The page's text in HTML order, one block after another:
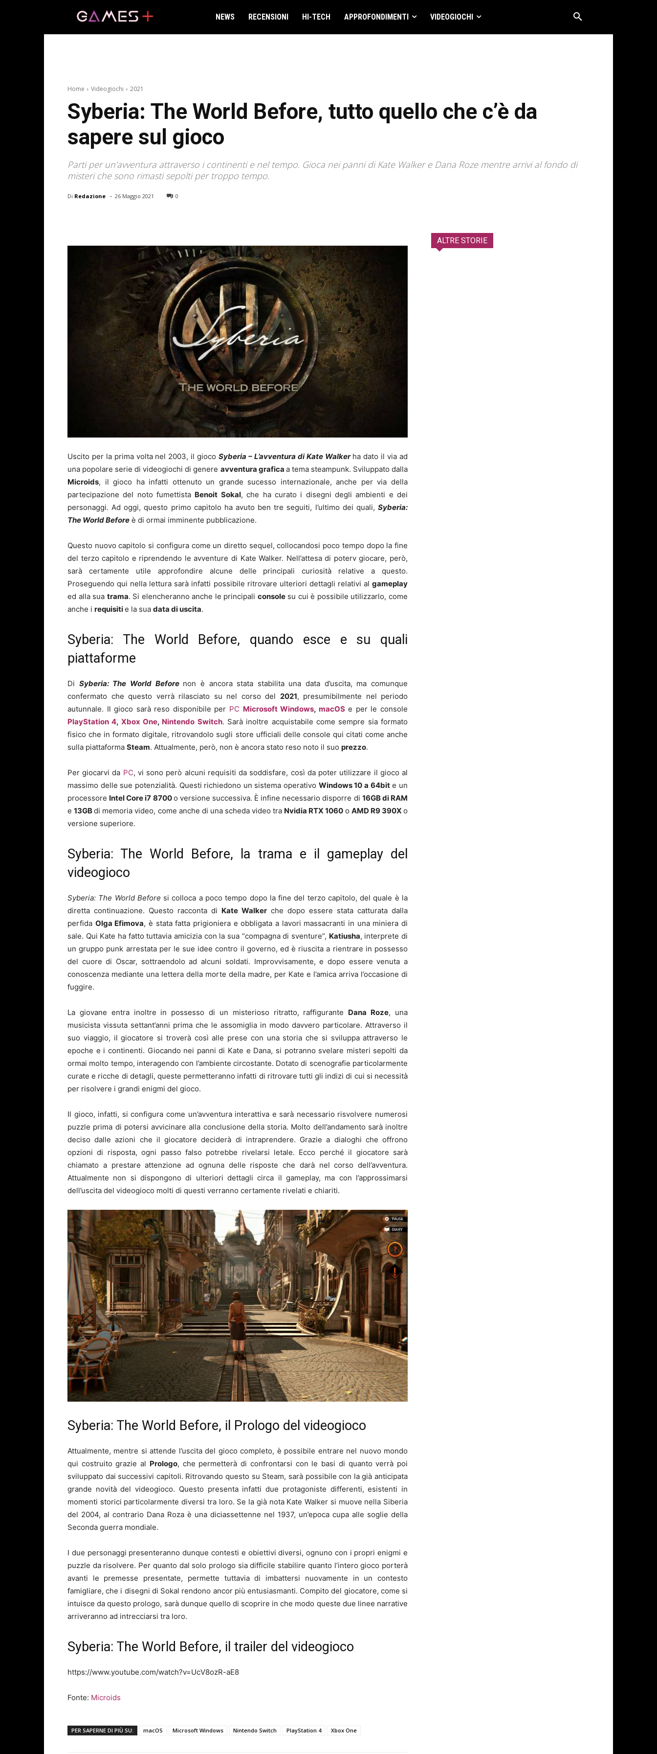
NEWS RECENSIONI HI-TECH APPROFONDIMENTI VIDEOGIOCHI
Home Videogiochi 2021
Syberia: The World Before, tutto quello che c’è da
sapere sul gioco
Parti per un'avventura attraverso i continenti e nel tempo. Gioca nei panni di Kate Walker e Dana Roze mentre arrivi al fondo di
misteri che sono rimasti sepolti per troppo tempo.
Di Redazione - 26 Maggio 2021 0
Uscito per la prima volta nel 2003, il giocoSyberia – L’avventura di Kate Walker ha dato il via ad
una popolare serie di videogiochi di genere avventura grafica a tema steampunk. Sviluppato dalla
Microids, il gioco ha infatti ottenuto un grande sucesso internazionale, anche per via della
partecipazione del noto fumettista Benoit Sokal, che ha curato i disegni degli ambienti e dei
personaggi. Ad oggi, questo primo capitolo ha avuto ben tre seguiti, l’ultimo dei quali, Syberia:
The World Before è di ormai imminente pubblicazione.
Questo nuovo capitolo si configura come un diretto sequel, collocandosi poco tempo dopo la fine
del terzo capitolo e riprendendo le avventure di Kate Walker. Nell’attesa di poterv giocare, però,
sarà certamente utile approfondire alcune delle principali curiosità relative a questo.
Proseguendo qui nella lettura sarà infatti possibile ritrovare ulteriori dettagli relativi al gameplay
ed alla sua trama. Si elencheranno anche le principali consolesu cui è possibile utilizzarlo, come
anche i requisitie la sua data di uscita.
Syberia: The World Before, quando esce e su quali
piattaforme
Di Syberia: The World Before non è ancora stata stabilita una data d’uscita, ma comunque
confermato che questo verrà rilasciato su nel corso del 2021, presumibilmente nel periodo
autunnale. Il gioco sarà reso disponibile per PC Microsoft Windows, macOSe per le console
PlayStation 4, Xbox One, Nintendo Switch. Sarà inoltre acquistabile come sempre sia formato
fisico che in formato digitale, ritrovandolo sugli store ufficiali delle console qui citati come anche
sulla piattaforma Steam. Attualmente, però, non è ancora stato reso noto il suo prezzo.
Per giocarvi da PC, vi sono però alcuni requisiti da soddisfare, così da poter utilizzare il gioco al
massimo delle sue potenzialità. Questi richiedono un sistema operativo Windows 10 a 64bite un
processore IntelCore i7 8700o versione successiva. È infine necessario disporre di 16GB di RAM
e13GBdi memoria video, come anche di una scheda video tra Nvidia RTX 1060 o AMD R9 390Xo
versione superiore.
Syberia: The World Before, la trama e il gameplay del
videogioco
Syberia: The World Before si colloca a poco tempo dopo la fine del terzo capitolo, del quale è la
diretta continuazione. Questo racconta di Kate Walker che dopo essere stata catturata dalla
perfida Olga Efimova, è stata fatta prigioniera e obbligata a lavori massacranti in una miniera di
sale. Qui Kate ha fatto tuttavia amicizia con la sua “compagna di sventure”, Katiusha, interprete di
un gruppo punk arrestata per le sue idee contro il governo, ed è riuscita a rientrare in possesso
del cuore di Oscar, sottraendolo ad alcuni soldati. Improvvisamente, e dopo essere venuta a
conoscenza mediante una lettera della morte della madre, per Kate e l’amica arriva l’occasione di
fuggire.
La giovane entra inoltre in possesso di un misterioso ritratto, raffigurante Dana Roze, una
musicista vissuta settant’anni prima che le assomiglia in modo davvero particolare. Attraverso il
suo viaggio, il giocatore si troverà così alle prese con una storia che si sviluppa attraverso le
epoche e i continenti. Giocando nei panni di Kate e Dana, si potranno svelare misteri sepolti da
ormai molto tempo, interagendo con l’ambiente circostante. Dotato di scenografie particolarmente
curate e ricche di detagli, queste permetteranno infatti di ritrovare tutti gli indizi di cui si necessità
per risolvere i grandi enigmi del gioco.
Il gioco, infatti, si configura come un’avventura interattiva e sarà necessario risvolvere numerosi
puzzle prima di potersi avvicinare alla conclusione della storia. Molto dell’andamento sarà inoltre
deciso dalle azioni che il giocatore deciderà di intraprendere. Grazie a dialoghi che offrono
opzioni di risposta, ogni passo falso potrebbe rivelarsi letale. Ecco perché il giocatore sarà
chiamato a prestare attenzione ad ognuna delle risposte che darà nel corso dell’avventura.
Attualmente non si dispongono di ulteriori dettagli circa il gameplay, ma con l’approssimarsi
dell’uscita del videogioco molti di questi verranno certamente rivelati e chiariti.
Syberia: The World Before, il Prologo del videogioco
Attualmente, mentre si attende l’uscita del gioco completo, è possibile entrare nel nuovo mondo
qui costruito grazie al Prologo, che permetterà di confrontarsi con le basi di quanto verrà poi
sviluppato dai successivi capitoli. Ritrovando questo su Steam, sarà possibile con la già anticipata
grande novità del videogioco. Questo presenta infatti due protagoniste differenti, esistenti in
momenti storici particolarmente diversi tra loro. Se la già nota Kate Walker si muove nella Siberia
del 2004, al contrario Dana Roza è una diciassettenne nel 1937, un’epoca cupa alle soglie della
Seconda guerra mondiale.
I due personaggi presenteranno dunque contesti e obiettivi diversi, ognuno con i propri enigmi e
puzzle da risolvere. Per quanto dal solo prologo sia difficile stabilire quanto l’intero gioco porterà
avanti le premesse presentate, permette tuttavia di imbattersi nuovamente in un contesto
famigliare, che i disegni di Sokal rendono ancor più entusiasmanti. Compito del giocatore, come si
intuisce da questo prologo, sarà dunque quello di scoprire in che modo queste due linee narrative
arriveranno ad intrecciarsi tra loro.
Syberia: The World Before, il trailer del videogioco
https://www.youtube.com/watch?v=UcV8ozR-aE8
Fonte: Microids
PER SAPERNE DI PIÙ SU: macOS Microsoft Windows Nintendo Switch PlayStation 4 Xbox One
ALTRE STORIE